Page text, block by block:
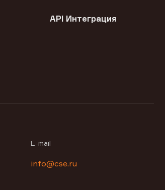
API Интеграция
E-mail
info@cse.ru